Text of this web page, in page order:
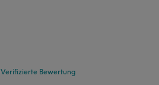
Verifizierte Bewertung